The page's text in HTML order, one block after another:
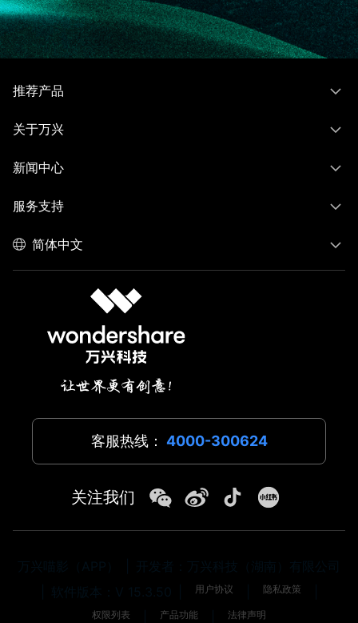
推荐产品
关于万兴
新闻中心
服务支持
简体中文
客服热线： 4000-300624
关注我们
万兴喵影（APP）
开发者：万兴科技（湖南）有限公司
软件版本：V 15.3.50 用户协议 隐私政策
权限列表 产品功能 法律声明